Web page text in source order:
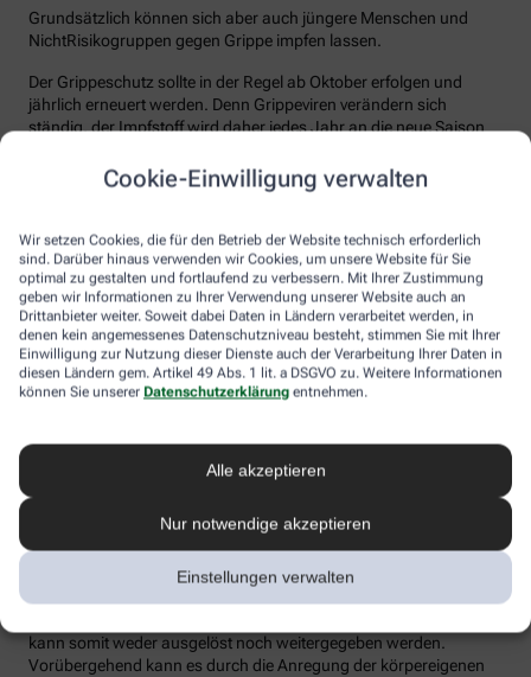
Cookie-Einwilligung verwalten
Wir setzen Cookies, die für den Betrieb der Website technisch erforderlich
sind. Darüber hinaus verwenden wir Cookies, um unsere Website für Sie
optimal zu gestalten und fortlaufend zu verbessern. Mit Ihrer Zustimmung
geben wir Informationen zu Ihrer Verwendung unserer Website auch an
Drittanbieter weiter. Soweit dabei Daten in Ländern verarbeitet werden, in
denen kein angemessenes Datenschutzniveau besteht, stimmen Sie mit Ihrer
Einwilligung zur Nutzung dieser Dienste auch der Verarbeitung Ihrer Daten in
diesen Ländern gem. Artikel 49 Abs. 1 lit. a DSGVO zu. Weitere Informationen
können Sie unserer Datenschutzerklärung entnehmen.
Alle akzeptieren
Nur notwendige akzeptieren
Einstellungen verwalten
Grundsätzlich können sich aber auch jüngere Menschen und
NichtRisikogruppen gegen Grippe impfen lassen.
Der Grippeschutz sollte in der Regel ab Oktober erfolgen und
jährlich erneuert werden. Denn Grippeviren verändern sich
ständig, der Impfstoff wird daher jedes Jahr an die neue Saison
der Körper einen ausreichenden Schutz vor einer Ansteckung
aufgebaut hat. Auch eine spätere Impfung zu Beginn des Jahres
Wie sicher ist der Impfstoff?
Jeder Grippeimpfstoff, der in Deutschland verwendet wird, muss
ein streng reguliertes Zulassungsverfahren durchlaufen. Hierbei
muss die Qualität, Wirksamkeit und Verträglichkeit in
wissenschaftlichen Studien nachgewiesen werden. Die Freigabe
erfolgt nach weiteren Prüfungen schließlich durch das Paul-
der Freigabe stetig weiter beobachtet.
Die Grippeimpfung ist in aller Regel gut verträglich. In den ersten
Frösteln oder Kopf- und Gliederschmerzen auftreten, die aber
meist binnen weniger Tage wieder abklingen. Mit einer Grippe
haben die Symptome allerdings nichts zu tun. Denn üblicherweise
kann somit weder ausgelöst noch weitergegeben werden.
Vorübergehend kann es durch die Anregung der körpereigenen